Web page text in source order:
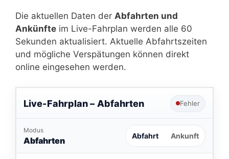
Die aktuellen Daten der Abfahrten und
Ankünfte im Live-Fahrplan werden alle 60
Sekunden aktualisiert. Aktuelle Abfahrtszeiten
und mögliche Verspätungen können direkt
online eingesehen werden.
Live-Fahrplan – Abfahrten Fehler
Modus
Abfahrten Abfahrt Ankunft